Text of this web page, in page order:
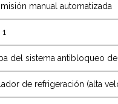
manual automatizada
del sistema antibloqueo
de refrigeración (alta